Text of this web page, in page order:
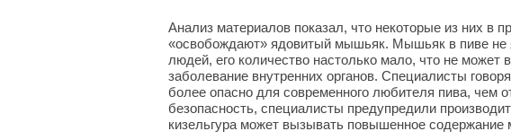
Анализ материалов показал, что некоторые из них в
«освобождают» ядовитый мышьяк. Мышьяк в пиве не
людей, его количество настолько мало, что не может
заболевание внутренних органов. Специалисты
более опасно для современного любителя пива, чем
безопасность, специалисты предупредили
кизельгура может вызывать повышенное содержание